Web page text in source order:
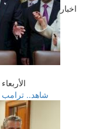
اخبار
الأربعاء 12 نوفمبر 2025 04:09 مساءً
شاهد.. ترامب